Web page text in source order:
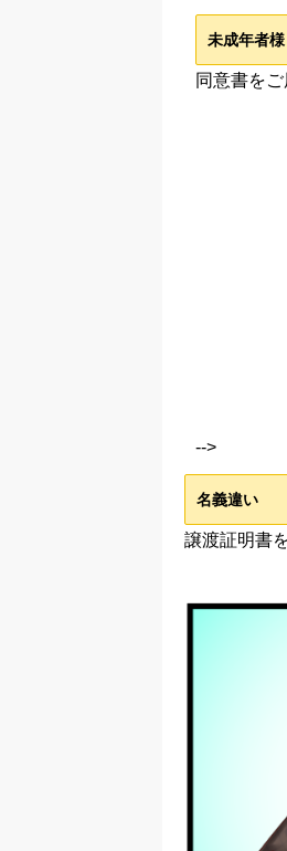
未成年者様
同意書を
-->
名義違い
譲渡証明書